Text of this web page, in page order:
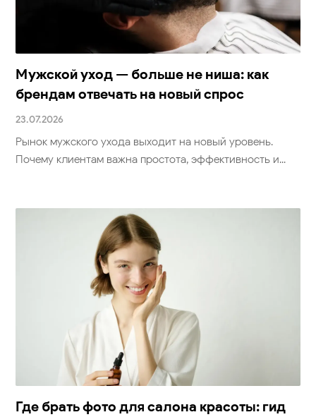
Мужской уход — больше не ниша: как
брендам отвечать на новый спрос
23.07.2026
Рынок мужского ухода выходит на новый уровень.
Почему клиентам важна простота, эффективность и...
Где брать фото для салона красоты: гид